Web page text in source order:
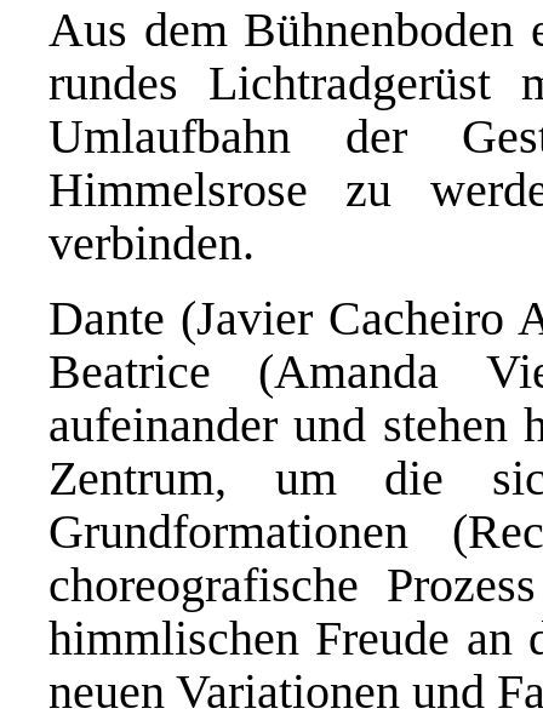
Aus dem Bühnenboden
rundes
Umlaufbahn der
Himmelsrose zu
verbinden.
Dante (Javier Cacheiro
Beatrice (Amanda
aufeinander und
Zentrum, um die
Grundformationen
choreografische
himmlischen Freude an
neuen Variationen und